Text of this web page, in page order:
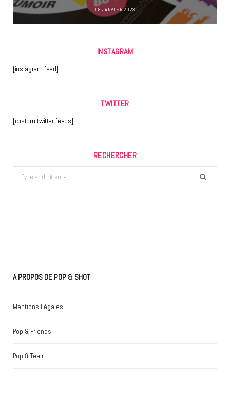
18 JANVIER 2023
INSTAGRAM
[instagram-feed]
TWITTER
[custom-twitter-feeds]
RECHERCHER
Search
for:
A PROPOS DE POP & SHOT
Mentions Légales
Pop & Friends
Pop & Team